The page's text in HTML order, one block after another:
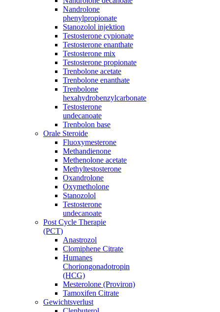
Nandrolone
phenylpropionate
Stanozolol injektion
Testosterone cypionate
Testosterone enanthate
Testosterone mix
Testosterone propionate
Trenbolone acetate
Trenbolone enanthate
Trenbolone
hexahydrobenzylcarbonate
Testosterone
undecanoate
Trenbolon base
Orale Steroide
Fluoxymesterone
Methandienone
Methenolone acetate
Methyltestosterone
Oxandrolone
Oxymetholone
Stanozolol
Testosterone
undecanoate
Post Cycle Therapie
(PCT)
Anastrozol
Clomiphene Citrate
Humanes
Choriongonadotropin
(HCG)
Mesterolone (Proviron)
Tamoxifen Citrate
Gewichtsverlust